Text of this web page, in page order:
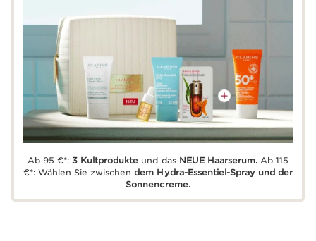
Ab 95 €*:3 Kultprodukte und das NEUE Haarserum.Ab 115
€*: Wählen Sie zwischendem Hydra-Essentiel-Spray und der
Sonnencreme.